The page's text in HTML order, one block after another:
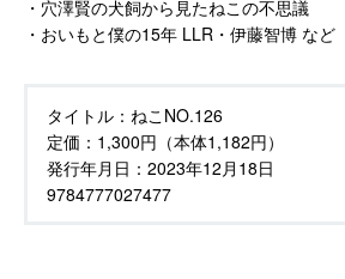
・穴澤賢の犬飼から見たねこの不思議
・おいもと僕の15年 LLR・伊藤智博 など
タイトル： ねこNO.126
定価： 1,300円（本体1,182円）
発行年月日： 2023年12月18日
9784777027477